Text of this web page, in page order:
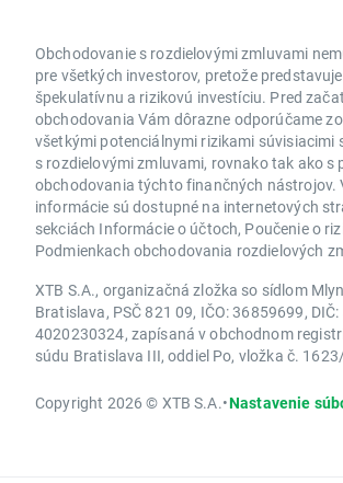
Obchodovanie s rozdielovými zmluvami
pre všetkých investorov, pretože
špekulatívnu a rizikovú investíciu. Pred
obchodovania Vám dôrazne odporúčame
všetkými potenciálnymi rizikami súvisiacimi
s rozdielovými zmluvami, rovnako tak ako s
obchodovania týchto finančných nástrojov.
informácie sú dostupné na internetových
sekciách Informácie o účtoch, Poučenie o
Podmienkach obchodovania rozdielových
XTB S.A., organizačná zložka so sídlom
Bratislava, PSČ 821 09, IČO: 36859699, DIČ:
4020230324, zapísaná v obchodnom
súdu Bratislava III, oddiel Po, vložka č.
Copyright 2026 © XTB S.A.•Nastavenie